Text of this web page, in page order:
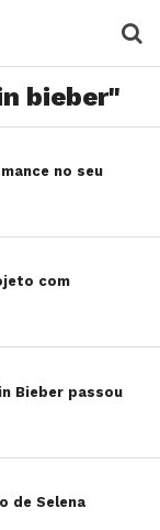
bieber"
no seu
com
Bieber passou
de Selena